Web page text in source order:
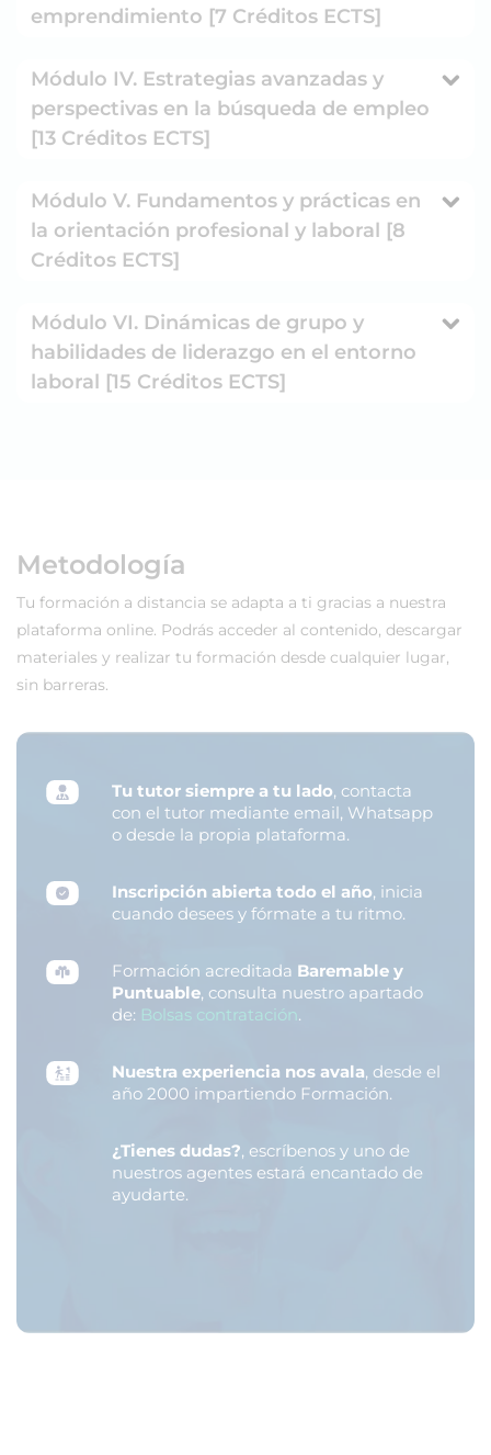
emprendimiento [7 Créditos ECTS]
Módulo IV. Estrategias avanzadas y
perspectivas en la búsqueda de empleo
[13 Créditos ECTS]
Módulo V. Fundamentos y prácticas en
la orientación profesional y laboral [8
Créditos ECTS]
Módulo VI. Dinámicas de grupo y
habilidades de liderazgo en el entorno
laboral [15 Créditos ECTS]
Metodología
Tu formación a distancia se adapta a ti gracias a nuestra
plataforma online. Podrás acceder al contenido, descargar
materiales y realizar tu formación desde cualquier lugar,
sin barreras.
Tu tutor siempre a tu lado, contacta
con el tutor mediante email, Whatsapp
o desde la propia plataforma.
Inscripción abierta todo el año, inicia
cuando desees y fórmate a tu ritmo.
Formación acreditada Baremable y
Puntuable, consulta nuestro apartado
de: Bolsas contratación.
Nuestra experiencia nos avala, desde el
año 2000 impartiendo Formación.
¿Tienes dudas?, escríbenos y uno de
nuestros agentes estará encantado de
ayudarte.